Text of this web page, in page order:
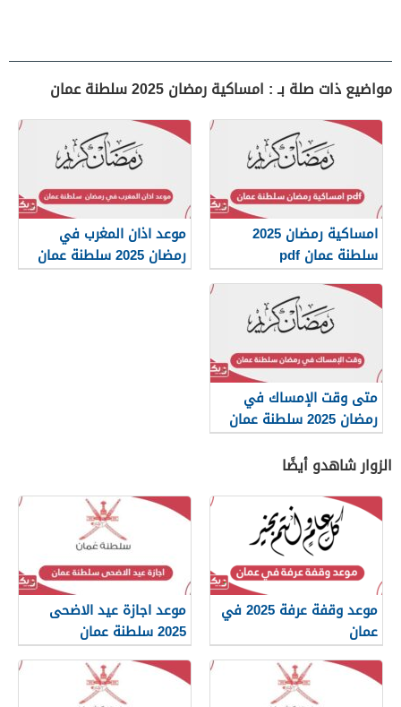
مواضيع ذات صلة بـ : امساكية رمضان 2025 سلطنة عمان
امساكية رمضان 2025
سلطنة عمان pdf
موعد اذان المغرب في
رمضان 2025 سلطنة عمان
متى وقت الإمساك في
رمضان 2025 سلطنة عمان
الزوار شاهدو أيضًا
موعد وقفة عرفة 2025 في
عمان
موعد اجازة عيد الاضحى
2025 سلطنة عمان